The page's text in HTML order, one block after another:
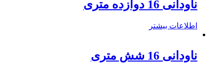
ناودانی 16 دوازده متری
اطلاعات بیشتر
ناودانی 16 شش متری